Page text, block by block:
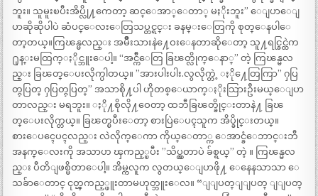
ဘူး။ သူမူးၿပီးအိပ္လို႔ကေတာ့ ဆင္ေအာ္ေတာ္ မႏိုးဘူး” ေျပာေျ
ပာဆိုဆိုပါပဲ ဆံပင္ေလးေတြသပ္တင္ရင္း ခနမ္းေတြကို စုတ္ေနပါေ
တာ့တယ္။ကြၽန္မလည္း အမ်ိဳးသားနဲ႔ေဝးေနတာဆိုေတာ့ သူ႔ရင္ခြင္ထဲက
႐ုန္းမထြက္ႏိုင္ဘူးေပါ့။ “အင္က်ီေတြ ခြၽတ္လိုက္ေနာ္” တဲ့ ကြၽန္မလ
ည္း ခြၽတ္ေပးလိုက္ပါတယ္။ ”အားပါးပါး.လွလိုက္တဲ့ ႏို႔ေတြကြာ” ႁပြ
တ္ႁပြတ္ ႁပြတ္ႁပြတ္” အသာစို႔ပါ ဟိုတစ္ေယာက္ႏိုးသြားဦးမယ္ေျပာ
တာလည္း မရဘူး။ ႏို႔စိုလို႔ဝေတာ့ ထဘီခြၽတ္ခိုင္းတာနဲ႔ ခြၽ
တ္ေပးလိုက္တယ္။ ခြၽတ္ၿပီးေတာ့ စားပြဲေပၚသူက အိပ္ခိုင္းတယ္။
စားေပၚေပၚလည္း လဲလိုက္ေကာ ကိုယ္ေတာ္က ေအာင္ခံေဘာင္းဘီ
အနက္ေလးကို အသာဟ ၾကည့္ၿပီး ”သိပ္လွတာပဲ ခ်စ္ရယ္” တဲ့ ။ ကြၽန္မလ
ည္း ပီတိျဖစ္မိတာေပါ့။ အိမ္ကလူက လွတယ္ေျပာဖို႔ ေနေနသာသာ ေ
သခ်ာေတာင္ ငုတ္ၾကည့္ဖူးတာမဟုတ္ဘူးေလ။ “ျျပတ္ျျပတ္ ျျပတ္